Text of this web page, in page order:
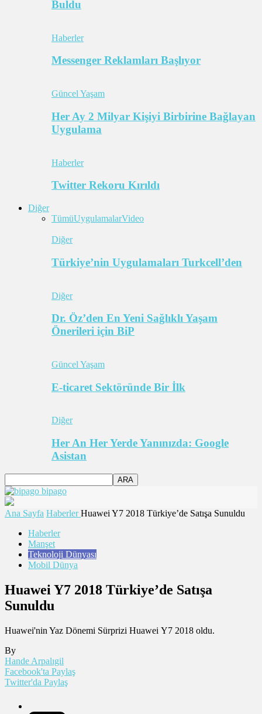
Buldu
Haberler
Messenger Reklamları Başlıyor
Güncel Yaşam
Her Ay 2 Milyar Kişiyi Birbirine Bağlayan
Uygulama
Haberler
Twitter Rekoru Kırıldı
Diğer
TümüUygulamalarVideo
Diğer
Türkiye’nin Uygulamaları Turkcell’den
Diğer
Dr. Öz’den En Yeni Sağlıklı Yaşam
Önerileri için BiP
Güncel Yaşam
E-ticaret Sektöründe Bir İlk
Diğer
Her An Her Yerde Yanınızda: Google
Asistan
bipago
Ana Sayfa Haberler Huawei Y7 2018 Türkiye’de Satışa Sunuldu
Haberler
Manşet
Teknoloji Dünyası
Mobil Dünya
Huawei Y7 2018 Türkiye’de Satışa
Sunuldu
Huawei'nin Yaz Dönemi Sürprizi Huawei Y7 2018 oldu.
By
Hande Arpalıgil
Facebook'ta Paylaş
Twitter'da Paylaş